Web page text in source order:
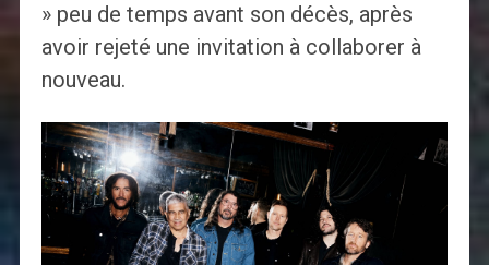
» peu de temps avant son décès, après
avoir rejeté une invitation à collaborer à
nouveau.